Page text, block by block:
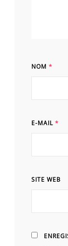
NOM *
E-MAIL *
SITE WEB